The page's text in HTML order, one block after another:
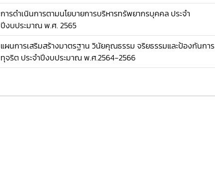
การดำเนินการตามนโยบายการบริหารทรัพยากรบุคคล ประจำ
ปีงบประมาณ พ.ศ. 2565
แผนการเสริมสร้างมาตรฐาน วินัยคุณธรรม จริยธรรมและป้องกันการ
ทุจริต ประจำปีงบประมาณ พ.ศ.2564-2566